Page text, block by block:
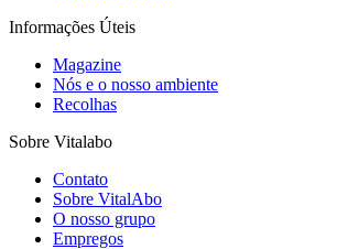
Informações Úteis
Magazine
Nós e o nosso ambiente
Recolhas
Sobre Vitalabo
Contato
Sobre VitalAbo
O nosso grupo
Empregos